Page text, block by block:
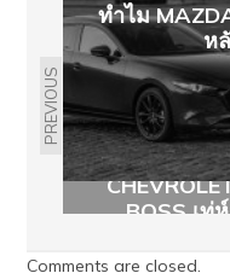
PREVIOUS
ทำไม
ห
BOSS เท่
Comments are closed.